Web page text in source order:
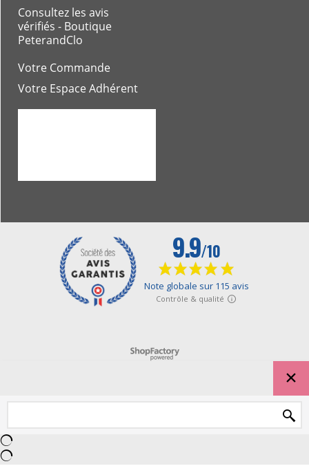
Consultez les avis
vérifiés - Boutique
PeterandClo
Votre Commande
Votre Espace Adhérent
Boutique en ligne créés avec le logiciel eCommerce ShopFactory